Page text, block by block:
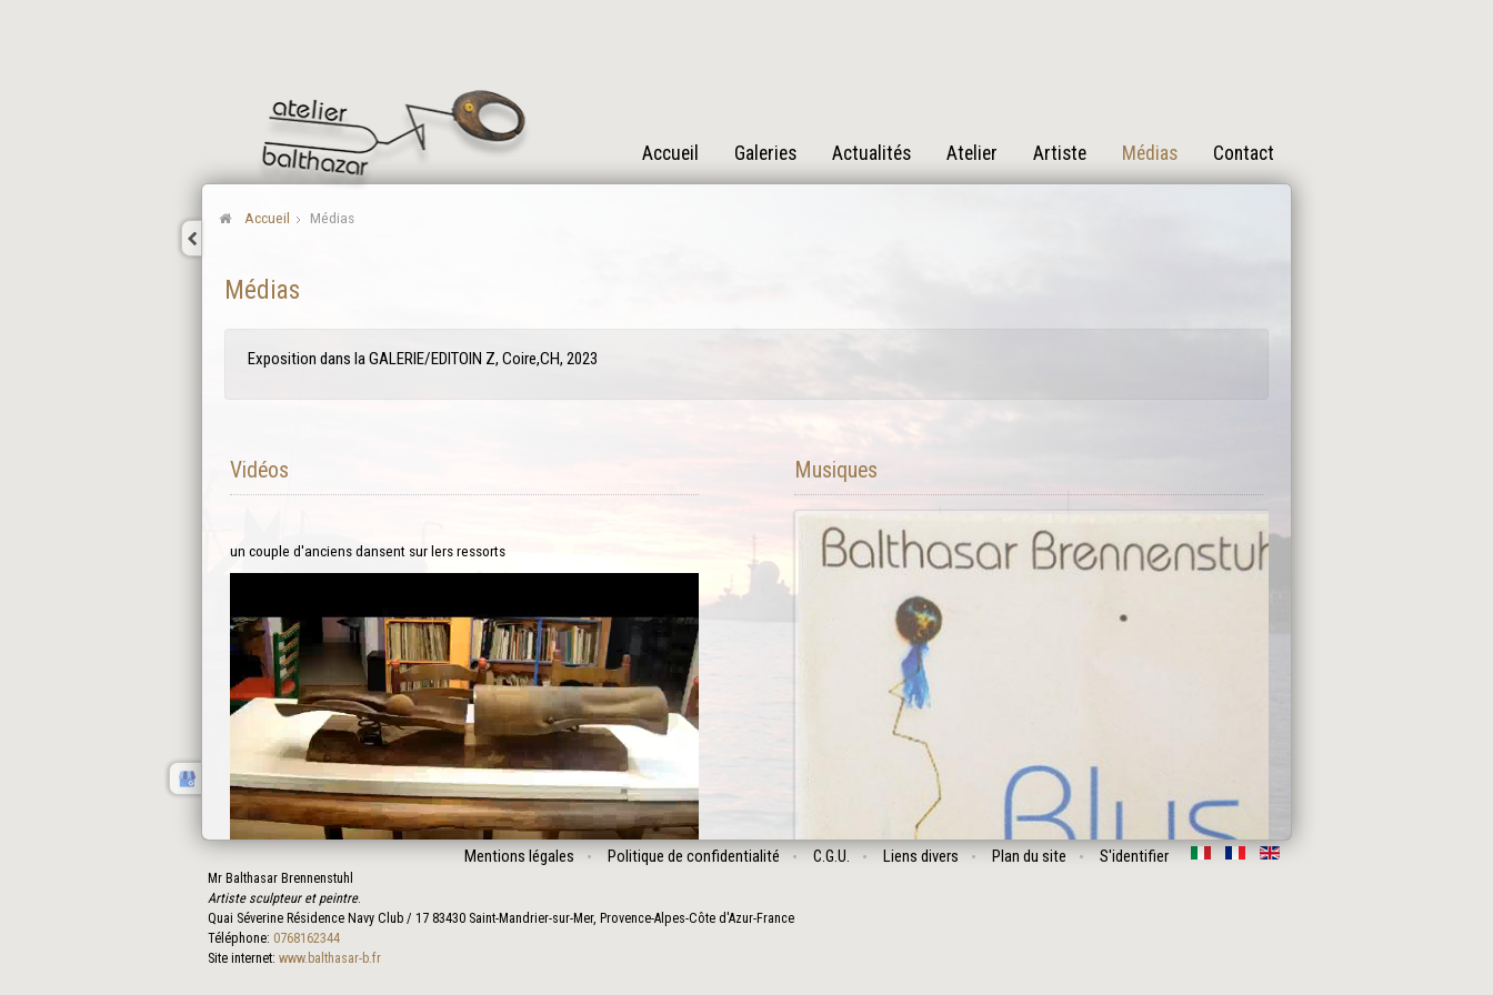
Accueil Galeries Actualités Atelier Artiste Médias Contact
Accueil Médias
Médias
Exposition dans la GALERIE/EDITOIN Z, Coire,CH, 2023
Vidéos
un couple d'anciens dansent sur lers ressorts
la nuit tombe
Musiques
Mentions légales Politique de confidentialité C.G.U. Liens divers Plan du site S'identifier
Mr Balthasar Brennenstuhl
Artiste sculpteur et peintre.
Quai Séverine Résidence Navy Club / 17 83430 Saint-Mandrier-sur-Mer, Provence-Alpes-Côte d'Azur-France
Téléphone: 0768162344
Site internet: www.balthasar-b.fr